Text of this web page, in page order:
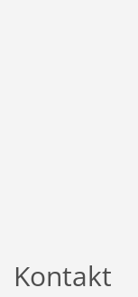
Kontakt